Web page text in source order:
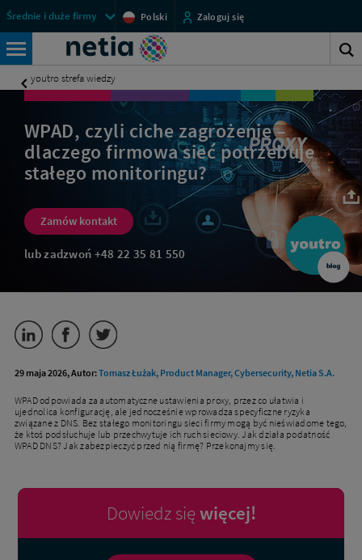
Podatność
WPAD
–
co
to?
chronić
firmy?
Biznes
Menu
przestrzeni
klienckich
Średnie i duże firmy Polski Zaloguj się
Średnie
i
duże
firmy
-
Oferta
Netii
na
zintegrowane
usługi
komunikacyjne
firm.
Wyszukiwarka
youtro strefa wiedzy
WPAD, czyli ciche zagrożenie –
dlaczego firmowa sieć potrzebuje
stałego monitoringu?
Zamów kontakt
lub zadzwoń +48 22 35 81 550
29 maja 2026, Autor:Tomasz Łużak, Product Manager, Cybersecurity, Netia S.A.
WPAD odpowiada za automatyczne ustawienia proxy, przez co ułatwia i
ujednolica konfigurację, ale jednocześnie wprowadza specyficzne ryzyka
związane z DNS. Bez stałego monitoringu sieci firmy mogą być nieświadome tego,
że ktoś podsłuchuje lub przechwytuje ich ruch sieciowy. Jak działa podatność
WPAD DNS? Jak zabezpieczyć przed nią firmę? Przekonajmy się.
Dowiedz sięwięcej!